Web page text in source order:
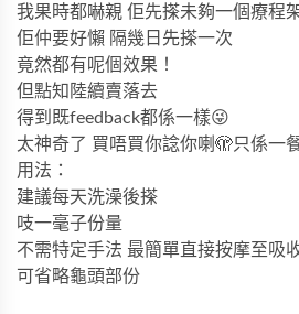
我果時都嚇親 佢先搽未夠一個療程
佢仲要好懶 隔幾日先搽一次
竟然都有呢個效果！
但點知陸續賣落去
得到既feedback都係一樣😜
太神奇了 買唔買你諗你喇🫣只係一
用法：
建議每天洗澡後搽
吱一毫子份量
不需特定手法 最簡單直接按摩至吸
可省略龜頭部份